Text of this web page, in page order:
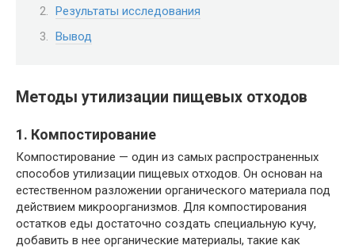
Результаты исследования
Вывод
Методы утилизации пищевых отходов
1. Компостирование
Компостирование — один из самых распространенных
способов утилизации пищевых отходов. Он основан на
естественном разложении органического материала под
действием микроорганизмов. Для компостирования
остатков еды достаточно создать специальную кучу,
добавить в нее органические материалы, такие как